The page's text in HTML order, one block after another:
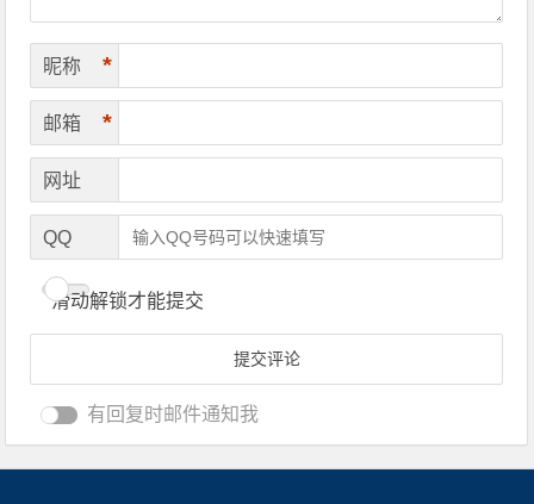
昵称 *
邮箱 *
网址
QQ
滑动解锁才能提交
有回复时邮件通知我